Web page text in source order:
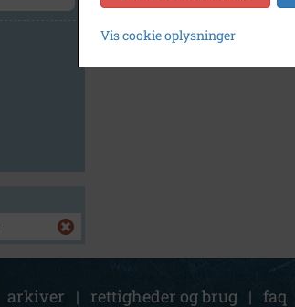
arkiver | rettigheder og brug | faq
Vis cookie oplysninger